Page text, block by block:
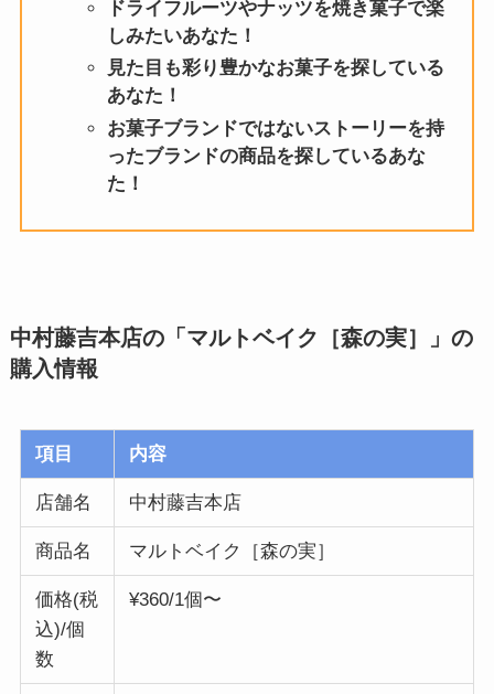
ドライフルーツやナッツを焼き菓子で楽
しみたいあなた！
見た目も彩り豊かなお菓子を探している
あなた！
お菓子ブランドではないストーリーを持
ったブランドの商品を探しているあな
た！
中村藤吉本店の「マルトベイク［森の実］」 の
購入情報
項目 内容
店舗名 中村藤吉本店
商品名 マルトベイク［森の実］
価格(税
込)/個
数
¥360/1個〜